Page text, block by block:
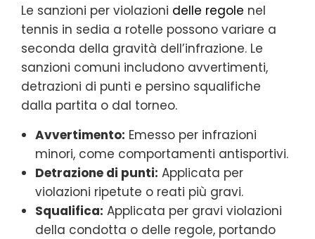
Le sanzioni per violazioni delle regole nel
tennis in sedia a rotelle possono variare a
seconda della gravità dell’infrazione. Le
sanzioni comuni includono avvertimenti,
detrazioni di punti e persino squalifiche
dalla partita o dal torneo.
Avvertimento: Emesso per infrazioni
minori, come comportamenti antisportivi.
Detrazione di punti: Applicata per
violazioni ripetute o reati più gravi.
Squalifica: Applicata per gravi violazioni
della condotta o delle regole, portando